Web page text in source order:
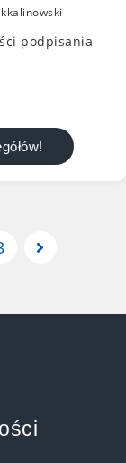
kkalinowski
podpisania
strona)